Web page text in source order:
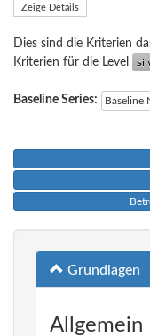
Zeige Details
Dies sind die Kriterien
Kriterien für die Level
Baseline Series: Baseline
Grundlagen
Allgemein